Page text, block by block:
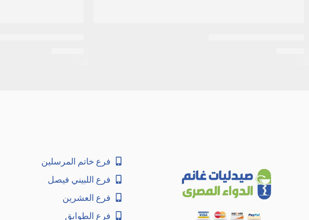
فرع خاتم المرسلين
فرع اللبيني فيصل
فرع العشرين
فرع الطوابق